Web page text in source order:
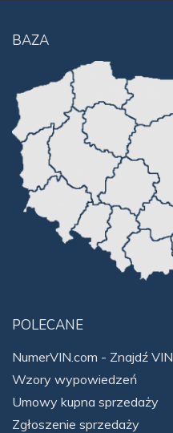
BAZA
POLECANE
NumerVIN.com - Znajdź VIN
Wzory wypowiedzeń
Umowy kupna sprzedaży
Zgłoszenie sprzedaży